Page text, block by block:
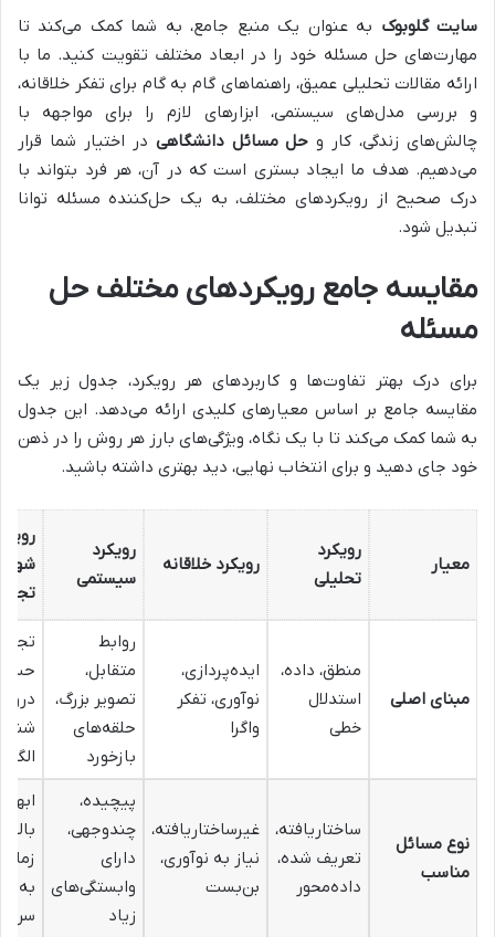
سایت گلوبوک به عنوان یک منبع جامع، به شما کمک می‌کند تا
مهارت‌های حل مسئله خود را در ابعاد مختلف تقویت کنید. ما با
ارائه مقالات تحلیلی عمیق، راهنماهای گام به گام برای تفکر خلاقانه،
و بررسی مدل‌های سیستمی، ابزارهای لازم را برای مواجهه با
چالش‌های زندگی، کار و حل مسائل دانشگاهی در اختیار شما قرار
می‌دهیم. هدف ما ایجاد بستری است که در آن، هر فرد بتواند با
درک صحیح از رویکردهای مختلف، به یک حل‌کننده مسئله توانا
تبدیل شود.
مقایسه جامع رویکردهای مختلف حل
مسئله
برای درک بهتر تفاوت‌ها و کاربردهای هر رویکرد، جدول زیر یک
مقایسه جامع بر اساس معیارهای کلیدی ارائه می‌دهد. این جدول
به شما کمک می‌کند تا با یک نگاه، ویژگی‌های بارز هر روش را در ذهن
خود جای دهید و برای انتخاب نهایی، دید بهتری داشته باشید.
معیار
رویکرد
تحلیلی
رویکرد خلاقانه
رویکرد
سیستمی
مبنای اصلی
منطق، داده،
استدلال
خطی
ایده‌پردازی،
نوآوری، تفکر
واگرا
روابط
متقابل،
تصویر بزرگ،
حلقه‌های
بازخورد
حس
الگو
نوع مسائل
مناسب
ساختاریافته،
تعریف شده،
داده‌محور
غیرساختاریافته،
نیاز به نوآوری،
بن‌بست
پیچیده،
چندوجهی،
دارای
وابستگی‌های
زیاد
به
سریع